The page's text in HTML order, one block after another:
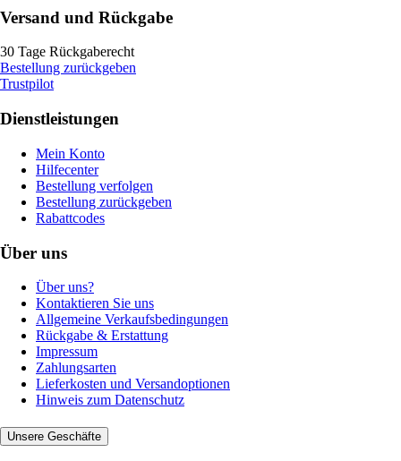
Versand und Rückgabe
30 Tage Rückgaberecht
Bestellung zurückgeben
Trustpilot
Dienstleistungen
Mein Konto
Hilfecenter
Bestellung verfolgen
Bestellung zurückgeben
Rabattcodes
Über uns
Über uns?
Kontaktieren Sie uns
Allgemeine Verkaufsbedingungen
Rückgabe & Erstattung
Impressum
Zahlungsarten
Lieferkosten und Versandoptionen
Hinweis zum Datenschutz
Unsere Geschäfte